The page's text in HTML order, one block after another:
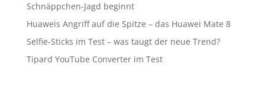
Schnäppchen-Jagd beginnt
Huaweis Angriff auf die Spitze – das Huawei Mate 8
Selfie-Sticks im Test – was taugt der neue Trend?
Tipard YouTube Converter im Test